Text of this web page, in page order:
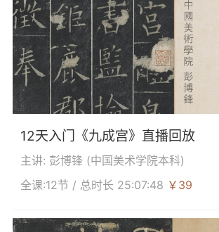
12天入门《九成宫》直播回放
主讲: 彭博锋 (中国美术学院本科)
全课:12节 / 总时长 25:07:48 ￥39